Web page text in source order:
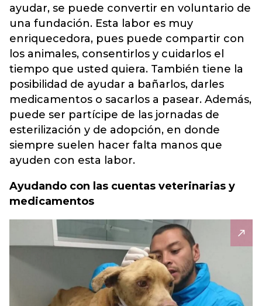
ayudar, se puede convertir en voluntario de
una fundación. Esta labor es muy
enriquecedora, pues puede compartir con
los animales, consentirlos y cuidarlos el
tiempo que usted quiera. También tiene la
posibilidad de ayudar a bañarlos, darles
medicamentos o sacarlos a pasear. Además,
puede ser partícipe de las jornadas de
esterilización y de adopción, en donde
siempre suelen hacer falta manos que
ayuden con esta labor.
Ayudando con las cuentas veterinarias y
medicamentos